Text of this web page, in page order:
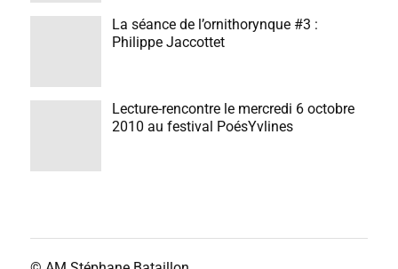
La séance de l’ornithorynque #3 :
Philippe Jaccottet
Lecture-rencontre le mercredi 6 octobre
2010 au festival PoésYvlines